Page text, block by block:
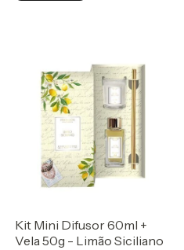
Kit Mini Difusor 60ml +
Vela 50g - Limão Siciliano